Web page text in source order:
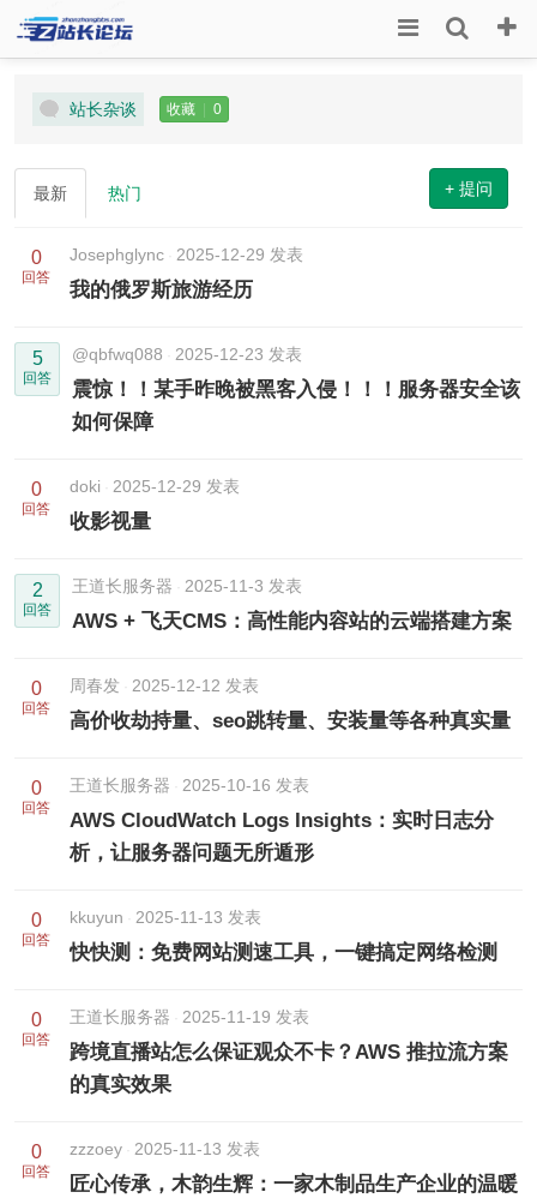
站长杂谈 收藏 0
最新 热门 + 提问
0
回答
Josephglync 2025-12-29 发表
我的俄罗斯旅游经历
5
回答
@qbfwq088 2025-12-23 发表
震惊！！某手昨晚被黑客入侵！！！服务器安全该
如何保障
0
回答
doki 2025-12-29 发表
收影视量
2
回答
王道长服务器 2025-11-3 发表
AWS + 飞天CMS：高性能内容站的云端搭建方案
0
回答
周春发 2025-12-12 发表
高价收劫持量、seo跳转量、安装量等各种真实量
0
回答
王道长服务器 2025-10-16 发表
AWS CloudWatch Logs Insights：实时日志分
析，让服务器问题无所遁形
0
回答
kkuyun 2025-11-13 发表
快快测：免费网站测速工具，一键搞定网络检测
0
回答
王道长服务器 2025-11-19 发表
跨境直播站怎么保证观众不卡？AWS 推拉流方案
的真实效果
0
回答
zzzoey 2025-11-13 发表
匠心传承，木韵生辉：一家木制品生产企业的温暖